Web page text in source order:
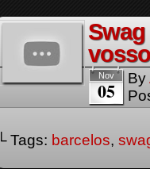
Nov
05 By
└ Tags: barcelos,